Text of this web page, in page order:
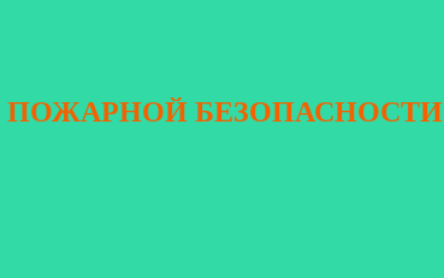
БЕЗОПАСНОСТИ